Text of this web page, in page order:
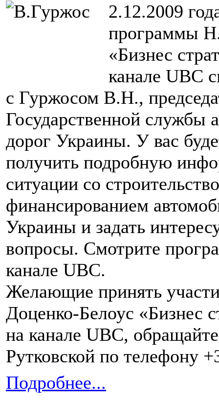
2.12.2009
программы
«Бизнес
канале UBC
с Гуржосом В.Н.,
Государственной службы
дорог Украины. У вас
получить подробную
ситуации со
финансированием
Украины и задать
вопросы. Смотрите
канале UBC.
Желающие принять
Доценко-Белоус «Бизнес
на канале UBC,
Рутковской по телефону
Подробнее...